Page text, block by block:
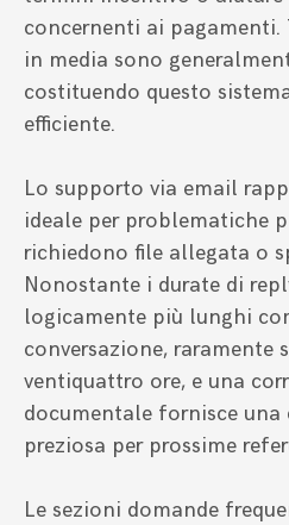
concernenti ai
in media sono
costituendo questo
efficiente.
Lo supporto via email
ideale per problematiche
richiedono file allegata o
Nonostante i durate di
logicamente più lunghi
conversazione, raramente
ventiquattro ore, e una
documentale fornisce
preziosa per prossime
Le sezioni domande